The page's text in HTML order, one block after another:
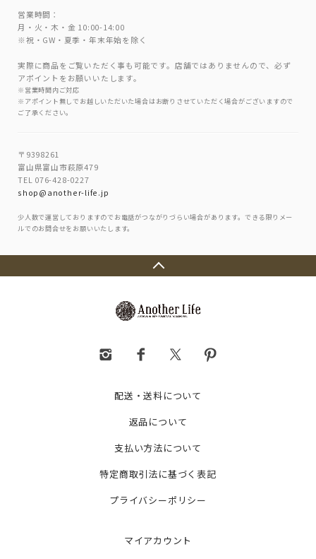
営業時間：
月・火・木・金 10:00-14:00
※祝・GW・夏季・年末年始を除く
実際に商品をご覧いただく事も可能です。店舗ではありませんので、必ず
アポイントをお願いいたします。
※営業時間内ご対応
※アポイント無しでお越しいただいた場合はお断りさせていただく場合がございますので
ご了承ください。
〒9398261
富山県富山市萩原479
TEL 076-428-0227
shop@another-life.jp
少人数で運営しておりますのでお電話がつながりづらい場合があります。できる限りメー
ルでのお問合せをお願いいたします。
配送・送料について
返品について
支払い方法について
特定商取引法に基づく表記
プライバシーポリシー
マイアカウント